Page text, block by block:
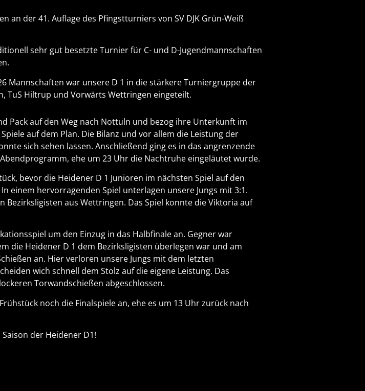
an der 41. Auflage des Pfingstturniers von SV DJK Grün-Weiß
sehr gut besetzte Turnier für C- und D-Jugendmannschaften
Mannschaften war unsere D 1 in die stärkere Turniergruppe der
TuS Hiltrup und Vorwärts Wettringen eingeteilt.
Pack auf den Weg nach Nottuln und bezog ihre Unterkunft im
auf dem Plan. Die Bilanz und vor allem die Leistung der
sich sehen lassen. Anschließend ging es in das angrenzende
ehe um 23 Uhr die Nachtruhe eingeläutet wurde.
bevor die Heidener D 1 Junioren im nächsten Spiel auf den
einem hervorragenden Spiel unterlagen unsere Jungs mit 3:1.
Bezirksligisten aus Wettringen. Das Spiel konnte die Viktoria auf
um den Einzug in das Halbfinale an. Gegner war
die Heidener D 1 dem Bezirksligisten überlegen war und am
an. Hier verloren unsere Jungs mit dem letzten
wich schnell dem Stolz auf die eigene Leistung. Das
Torwandschießen abgeschlossen.
noch die Finalspiele an, ehe es um 13 Uhr zurück nach
der Heidener D1!